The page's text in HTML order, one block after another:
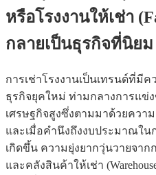
หรือโรงงานให้เช่า
กลายเป็นธุรกิจที่นิยม
การเช่าโรงงานเป็นเทรนด์ที่มี
ธุรกิจยุคใหม่ ท่ามกลางการแข่
เศรษฐกิจสูงซึ่งตามมาด้วยควา
และเมื่อคำนึงถึงงบประมาณใน
เกิดขึ้น ความยุ่งยากวุ่นวายจาก
และคลังสินค้าให้เช่า